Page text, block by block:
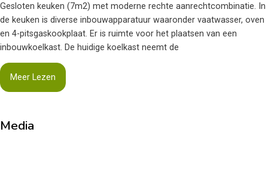
Gesloten keuken (7m2) met moderne rechte aanrechtcombinatie. In
de keuken is diverse inbouwapparatuur waaronder vaatwasser, oven
en 4-pitsgaskookplaat. Er is ruimte voor het plaatsen van een
inbouwkoelkast. De huidige koelkast neemt de
Meer Lezen
Media